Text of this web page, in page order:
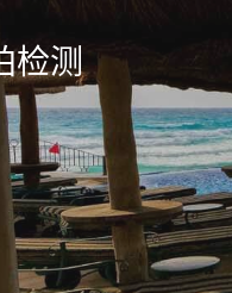
检测